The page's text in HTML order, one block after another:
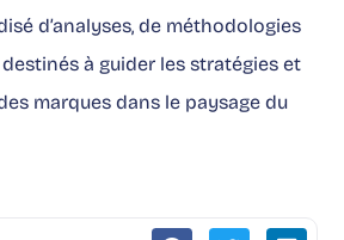
d’analyses, de méthodologies
à guider les stratégies et
marques dans le paysage du